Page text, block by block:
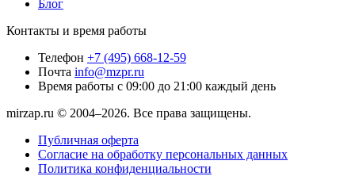
Блог
Контакты и время работы
Телефон +7 (495) 668-12-59
Почта info@mzpr.ru
Время работы с 09:00 до 21:00 каждый день
mirzap.ru © 2004–2026. Все права защищены.
Публичная оферта
Согласие на обработку персональных данных
Политика конфиденциальности